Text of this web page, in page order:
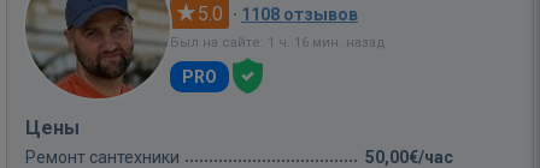
5.0 · 1108 отзывов
Был на сайте: 1 ч. 16 мин. назад
PRO
Цены
Ремонт сантехники 50,00€/час